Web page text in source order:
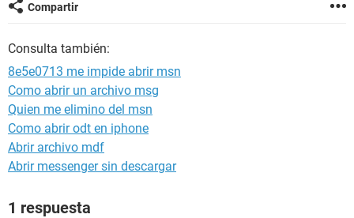
Compartir
Consulta también:
8e5e0713 me impide abrir msn
Como abrir un archivo msg
Quien me elimino del msn
Como abrir odt en iphone
Abrir archivo mdf
Abrir messenger sin descargar
1 respuesta